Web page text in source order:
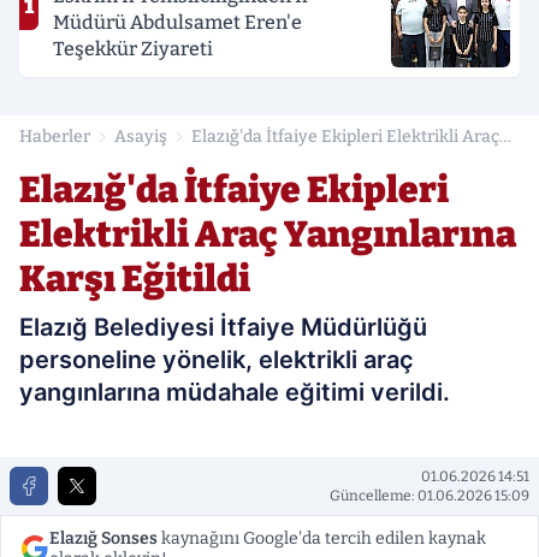
1
Müdürü Abdulsamet Eren'e
Teşekkür Ziyareti
Haberler Asayiş
Elazığ'da İtfaiye Ekipleri Elektrikli Araç
Elazığ'da İtfaiye Ekipleri
Elektrikli Araç Yangınlarına
Karşı Eğitildi
Elazığ Belediyesi İtfaiye Müdürlüğü
personeline yönelik, elektrikli araç
yangınlarına müdahale eğitimi verildi.
01.06.2026 14:51
Güncelleme: 01.06.2026 15:09
Elazığ Sonseskaynağını Google'da tercih edilen kaynak